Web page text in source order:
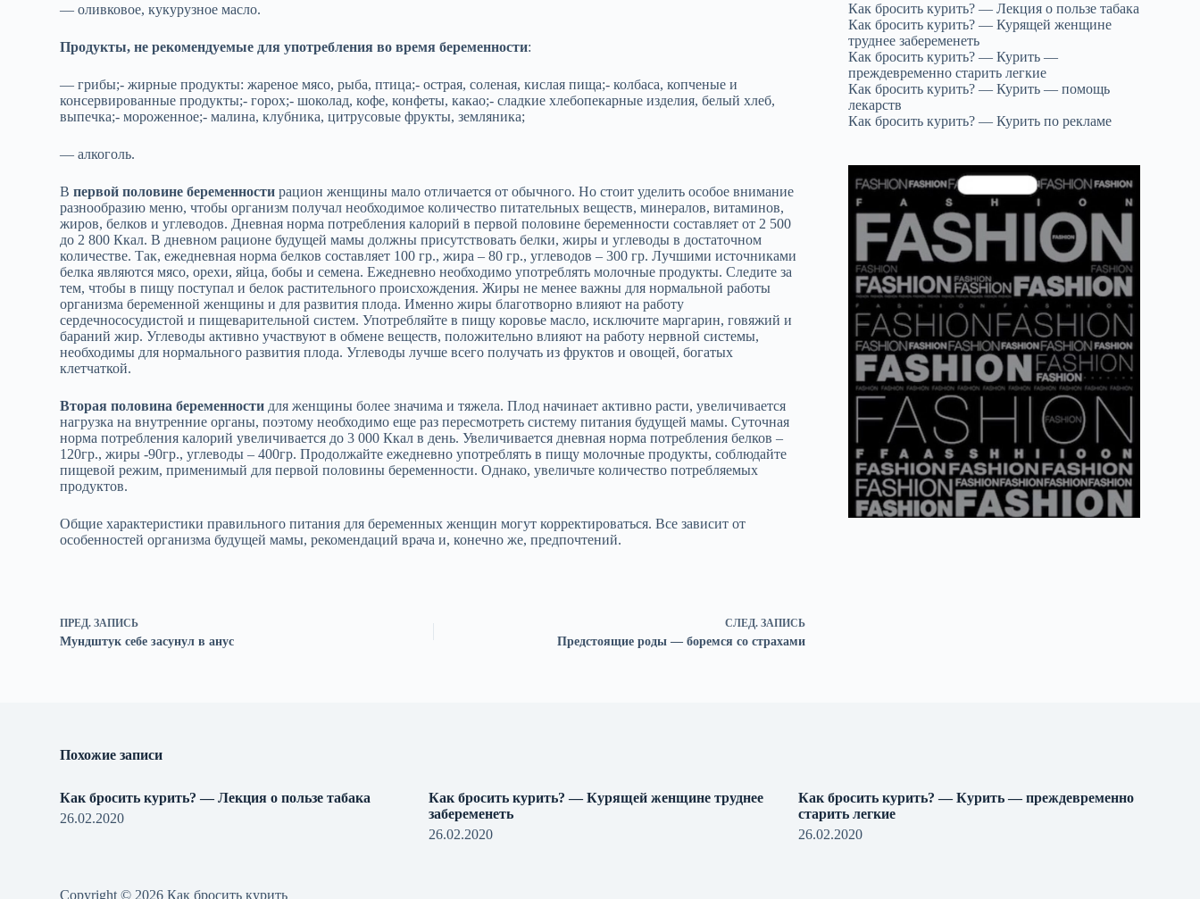
— оливковое, кукурузное масло.
Продукты, не рекомендуемые для употребления во время беременности:
— грибы;- жирные продукты: жареное мясо, рыба, птица;- острая, соленая, кислая пища;- колбаса, копченые и
консервированные продукты;- горох;- шоколад, кофе, конфеты, какао;- сладкие хлебопекарные изделия, белый хлеб,
выпечка;- мороженное;- малина, клубника, цитрусовые фрукты, земляника;
— алкоголь.
Впервой половине беременности рацион женщины мало отличается от обычного. Но стоит уделить особое внимание
разнообразию меню, чтобы организм получал необходимое количество питательных веществ, минералов, витаминов,
жиров, белков и углеводов. Дневная норма потребления калорий в первой половине беременности составляет от 2 500
до 2 800 Ккал. В дневном рационе будущей мамы должны присутствовать белки, жиры и углеводы в достаточном
количестве. Так, ежедневная норма белков составляет 100 гр., жира – 80 гр., углеводов – 300 гр. Лучшими источниками
белка являются мясо, орехи, яйца, бобы и семена. Ежедневно необходимо употреблять молочные продукты. Следите за
тем, чтобы в пищу поступал и белок растительного происхождения. Жиры не менее важны для нормальной работы
организма беременной женщины и для развития плода. Именно жиры благотворно влияют на работу
сердечнососудистой и пищеварительной систем. Употребляйте в пищу коровье масло, исключите маргарин, говяжий и
бараний жир. Углеводы активно участвуют в обмене веществ, положительно влияют на работу нервной системы,
необходимы для нормального развития плода. Углеводы лучше всего получать из фруктов и овощей, богатых
клетчаткой.
Вторая половина беременности для женщины более значима и тяжела. Плод начинает активно расти, увеличивается
нагрузка на внутренние органы, поэтому необходимо еще раз пересмотреть систему питания будущей мамы. Суточная
норма потребления калорий увеличивается до 3 000 Ккал в день. Увеличивается дневная норма потребления белков –
120гр., жиры -90гр., углеводы – 400гр. Продолжайте ежедневно употреблять в пищу молочные продукты, соблюдайте
пищевой режим, применимый для первой половины беременности. Однако, увеличьте количество потребляемых
продуктов.
Общие характеристики правильного питания для беременных женщин могут корректироваться. Все зависит от
особенностей организма будущей мамы, рекомендаций врача и, конечно же, предпочтений.
ПРЕД.ЗАПИСЬ
Мундштук себе засунул в анус
СЛЕД. ЗАПИСЬ
Предстоящие роды — боремся со страхами
Как бросить курить? — Лекция о пользе табака
Как бросить курить? — Курящей женщине
труднее забеременеть
Как бросить курить? — Курить —
преждевременно старить легкие
Как бросить курить? — Курить — помощь
лекарств
Как бросить курить? — Курить по рекламе
Похожие записи
Как бросить курить? — Лекция о пользе табака
26.02.2020
Как бросить курить? — Курящей женщине труднее
забеременеть
26.02.2020
Как бросить курить? — Курить — преждевременно
старить легкие
26.02.2020
Copyright © 2026 Как бросить курить